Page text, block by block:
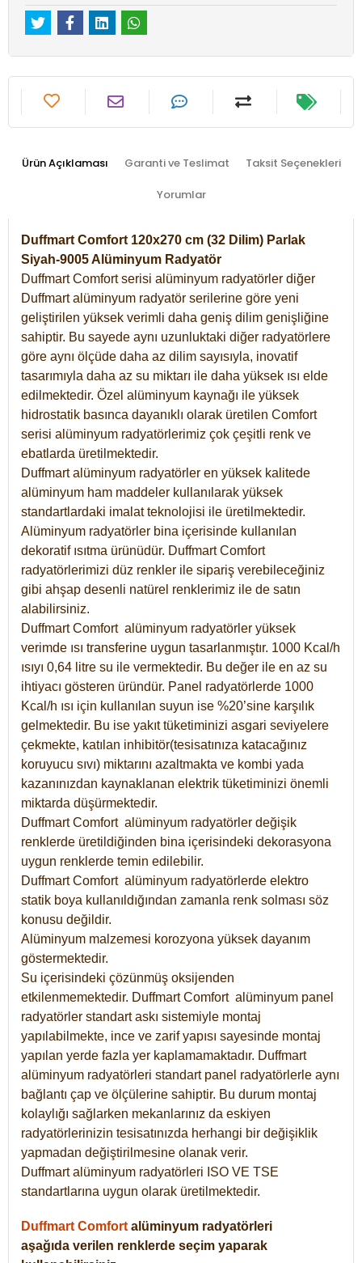
Ürün Açıklaması Garanti ve Teslimat Taksit Seçenekleri
Yorumlar
Duffmart Comfort 120x270 cm (32 Dilim) Parlak
Siyah-9005 Alüminyum Radyatör
Duffmart Comfort serisi alüminyum radyatörler diğer
Duffmart alüminyum radyatör serilerine göre yeni
geliştirilen yüksek verimli daha geniş dilim genişliğine
sahiptir. Bu sayede aynı uzunluktaki diğer radyatörlere
göre aynı ölçüde daha az dilim sayısıyla, inovatif
tasarımıyla daha az su miktarı ile daha yüksek ısı elde
edilmektedir. Özel alüminyum kaynağı ile yüksek
hidrostatik basınca dayanıklı olarak üretilen Comfort
serisi alüminyum radyatörlerimiz çok çeşitli renk ve
ebatlarda üretilmektedir.
Duffmart alüminyum radyatörler en yüksek kalitede
alüminyum ham maddeler kullanılarak yüksek
standartlardaki imalat teknolojisi ile üretilmektedir.
Alüminyum radyatörler bina içerisinde kullanılan
dekoratif ısıtma ürünüdür. Duffmart Comfort
radyatörlerimizi düz renkler ile sipariş verebileceğiniz
gibi ahşap desenli natürel renklerimiz ile de satın
alabilirsiniz.
Duffmart Comfort alüminyum radyatörler yüksek
verimde ısı transferine uygun tasarlanmıştır. 1000 Kcal/h
ısıyı 0,64 litre su ile vermektedir. Bu değer ile en az su
ihtiyacı gösteren üründür. Panel radyatörlerde 1000
Kcal/h ısı için kullanılan suyun ise %20’sine karşılık
gelmektedir. Bu ise yakıt tüketiminizi asgari seviyelere
çekmekte, katılan inhibitör(tesisatınıza katacağınız
koruyucu sıvı) miktarını azaltmakta ve kombi yada
kazanınızdan kaynaklanan elektrik tüketiminizi önemli
miktarda düşürmektedir.
Duffmart Comfort alüminyum radyatörler değişik
renklerde üretildiğinden bina içerisindeki dekorasyona
uygun renklerde temin edilebilir.
DuffmartComfort alüminyum radyatörlerde elektro
statik boya kullanıldığından zamanla renk solması söz
konusu değildir.
Alüminyum malzemesi korozyona yüksek dayanım
göstermektedir.
Su içerisindeki çözünmüş oksijenden
etkilenmemektedir. DuffmartComfort alüminyum panel
radyatörler standart askı sistemiyle montaj
yapılabilmekte, ince ve zarif yapısı sayesinde montaj
yapılan yerde fazla yer kaplamamaktadır. Duffmart
alüminyum radyatörleri standart panel radyatörlerle aynı
bağlantı çap ve ölçülerine sahiptir. Bu durum montaj
kolaylığı sağlarken mekanlarınız da eskiyen
radyatörlerinizin tesisatınızda herhangi bir değişiklik
yapmadan değiştirilmesine olanak verir.
Duffmart alüminyum radyatörleri ISO VE TSE
standartlarına uygun olarak üretilmektedir.
Duffmart Comfort alüminyum radyatörleri
aşağıda verilen renklerde seçim yaparak